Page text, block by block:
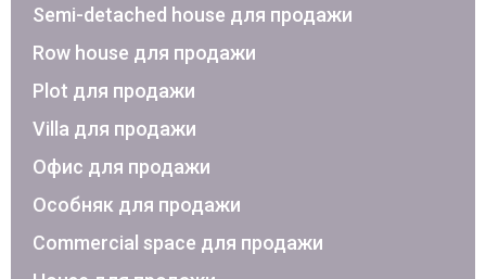
Semi-detached house для продажи
Row house для продажи
Plot для продажи
Villa для продажи
Офис для продажи
Особняк для продажи
Commercial space для продажи